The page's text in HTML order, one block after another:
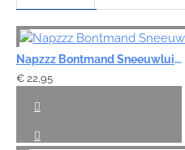
Napzzz Bontmand Sneeuwluipaard - Wit 9 maten
€ 22,95